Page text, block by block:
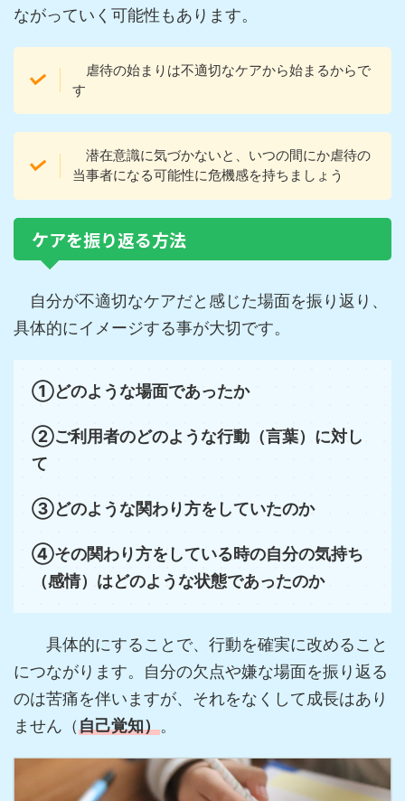
ながっていく可能性もあります。
虐待の始まりは不適切なケアから始まるからで
す
潜在意識に気づかないと、いつの間にか虐待の
当事者になる可能性に危機感を持ちましょう
ケアを振り返る方法
自分が不適切なケアだと感じた場面を振り返り、
具体的にイメージする事が大切です。
①どのような場面であったか
②ご利用者のどのような行動（言葉）に対し
て
③どのような関わり方をしていたのか
④その関わり方をしている時の自分の気持ち
（感情）はどのような状態であったのか
具体的にすることで、行動を確実に改めること
につながります。自分の欠点や嫌な場面を振り返る
のは苦痛を伴いますが、それをなくして成長はあり
ません（自己覚知）。